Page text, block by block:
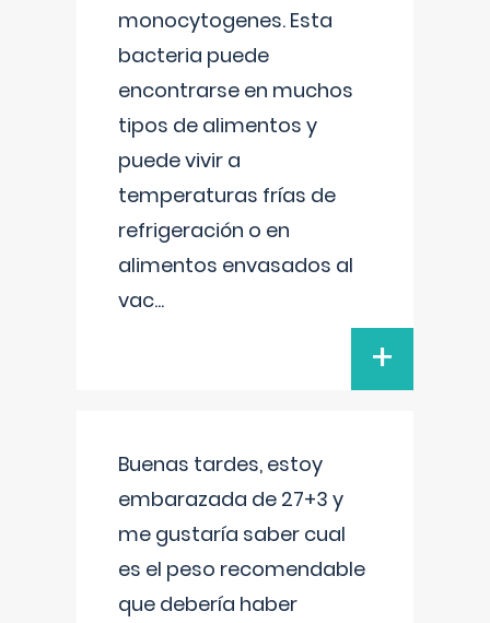
monocytogenes. Esta
bacteria puede
encontrarse en muchos
tipos de alimentos y
puede vivir a
temperaturas frías de
refrigeración o en
alimentos envasados al
vac...
+
Buenas tardes, estoy
embarazada de 27+3 y
me gustaría saber cual
es el peso recomendable
que debería haber